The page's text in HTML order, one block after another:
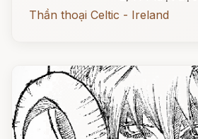
Thần thoại Celtic - Ireland